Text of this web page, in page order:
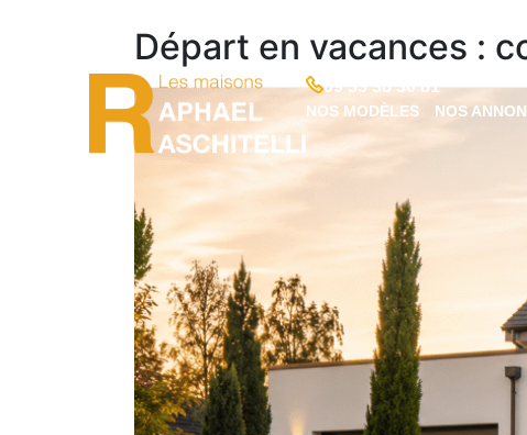
09 53 38 30 81
NOS MODÈLES NOS
Départ en vacances :